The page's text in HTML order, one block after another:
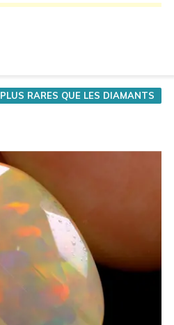
PLUS RARES QUE LES DIAMANTS